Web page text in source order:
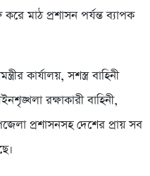
মাঠ প্রশাসন পর্যন্ত ব্যাপক
কার্যালয়, সশস্ত্র বাহিনী
রক্ষাকারী বাহিনী,
প্রশাসনসহ দেশের প্রায় সব